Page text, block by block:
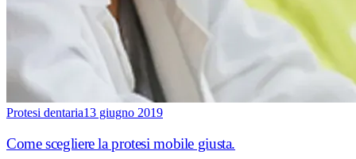
Protesi dentaria13 giugno 2019
Come scegliere la protesi mobile giusta.